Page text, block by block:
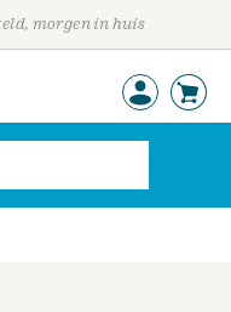
morgen in huis